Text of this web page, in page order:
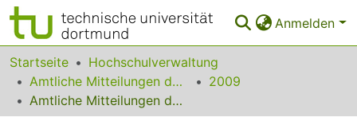
Anmelden
Bereiche & Sammlungen
Das gesamte Repositorium
Startseite
Hochschulverwaltung
Amtliche Mitteilungen der Technischen Universität Dortmund
2009
Amtliche Mitteilungen der Technischen Universität Dortmund Nr.10/2009